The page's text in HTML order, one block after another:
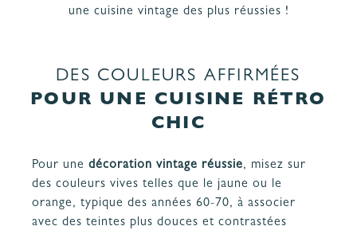
une cuisine vintage des plus réussies !
DES COULEURS AFFIRMÉES
POUR UNE CUISINE RÉTRO
CHIC
Pour une décoration vintage réussie, misez sur
des couleurs vives telles que le jaune ou le
orange, typique des années 60-70, à associer
avec des teintes plus douces et contrastées